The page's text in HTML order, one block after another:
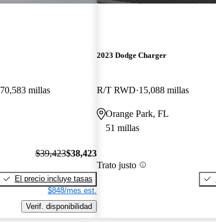
70,583 millas
$39,423$38,423
El precio incluye tasas
$848/mes est.
Verif. disponibilidad
2023 Dodge Charger
R/T RWD 15,088 millas
Orange Park, FL
51 millas
Trato justo